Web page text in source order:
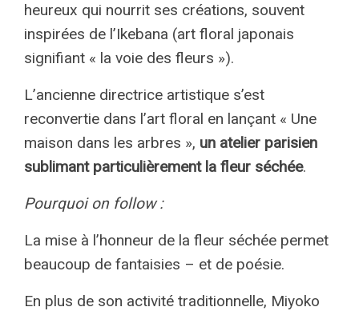
heureux qui nourrit ses créations, souvent
inspirées de l’Ikebana (art floral japonais
signifiant « la voie des fleurs »).
L’ancienne directrice artistique s’est
reconvertie dans l’art floral en lançant « Une
maison dans les arbres », un atelier parisien
sublimant particulièrement la fleur séchée.
Pourquoi on follow :
La mise à l’honneur de la fleur séchée permet
beaucoup de fantaisies – et de poésie.
En plus de son activité traditionnelle, Miyoko